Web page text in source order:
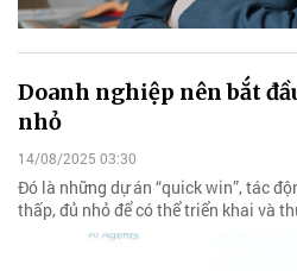
Doanh nghiệp nên bắt
nhỏ
14/08/2025 03:30
Đó là những dự án “quick win”, tác
thấp, đủ nhỏ để có thể triển khai và